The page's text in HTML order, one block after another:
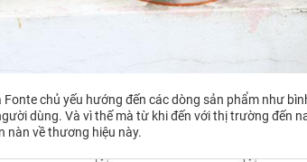
chủ yếu hướng đến các dòng sản phẩm như
dùng. Và vì thế mà từ khi đến với thị trường đến
nàn về thương hiệu này.